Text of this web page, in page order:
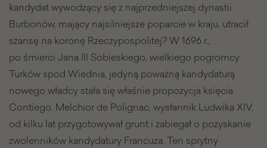
kandydat wywodzący się z najprzedniejszej dynastii
Burbonów, mający najsilniejsze poparcie w kraju, utracił
szansę na koronę Rzeczypospolitej? W 1696 r.,
po śmierci Jana III Sobieskiego, wielkiego pogromcy
Turków spod Wiednia, jedyną poważną kandydaturą
nowego władcy stała się właśnie propozycja księcia
Contiego. Melchior de Polignac, wysłannik Ludwika XIV,
od kilku lat przygotowywał grunt i zabiegał o pozyskanie
zwolenników kandydatury Francuza. Ten sprytny